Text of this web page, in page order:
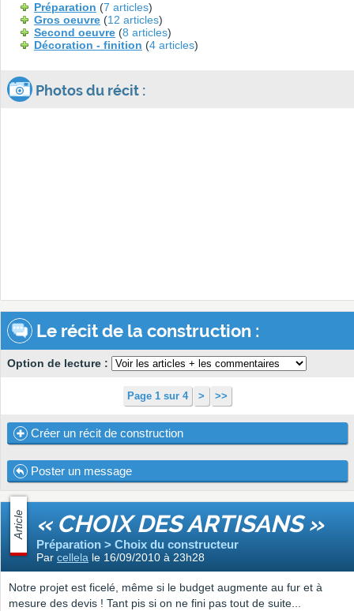
Préparation (7 articles)
Gros oeuvre (12 articles)
Second oeuvre (8 articles)
Décoration - finition (4 articles)
Photos du récit :
Le récit de la construction :
Option de lecture :
Page 1 sur 4 > >>
Créer un récit de construction
Poster un message
Article « CHOIX DES ARTISANS »
Préparation > Choix du constructeur
Par cellela le 16/09/2010 à 23h28
Notre projet est ficelé, même si le budget augmente au fur et à
mesure des devis ! Tant pis si on ne fini pas tout de suite...